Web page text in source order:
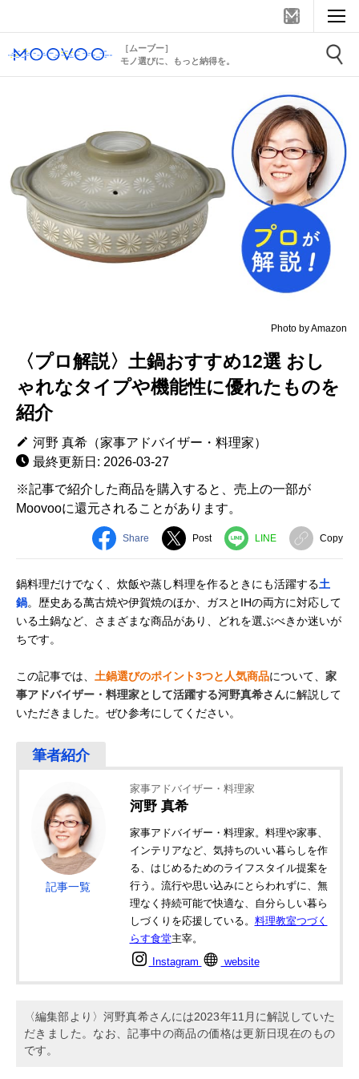
［ムーブー］
モノ選びに、もっと納得を。
Photo by Amazon
〈プロ解説〉土鍋おすすめ12選 おし
ゃれなタイプや機能性に優れたものを
紹介
河野 真希（家事アドバイザー・料理家）
最終更新日: 2026-03-27
※記事で紹介した商品を購入すると、売上の一部が
Moovooに還元されることがあります。
Share Post LINE Copy
鍋料理だけでなく、炊飯や蒸し料理を作るときにも活躍する土
鍋。歴史ある萬古焼や伊賀焼のほか、ガスとIHの両方に対応して
いる土鍋など、さまざまな商品があり、どれを選ぶべきか迷いが
ちです。
この記事では、 土鍋選びのポイント3つと人気商品について、 家
事アドバイザー・料理家として活躍する河野真希さんに解説して
いただきました。ぜひ参考にしてください。
記事一覧
家事アドバイザー・料理家
河野 真希
家事アドバイザー・料理家。料理や家事、
インテリアなど、気持ちのいい暮らしを作
る、はじめるためのライフスタイル提案を
行う。流行や思い込みにとらわれずに、無
理なく持続可能で快適な、自分らしい暮ら
しづくりを応援している。 料理教室つづく
らす食堂主宰。
Instagram website
〈編集部より〉河野真希さんには2023年11月に解説していた
だきました。なお、記事中の商品の価格は更新日現在のもの
です。